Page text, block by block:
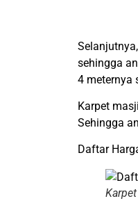
sehingga
4 meternya
Karpet
Sehingga
Daftar